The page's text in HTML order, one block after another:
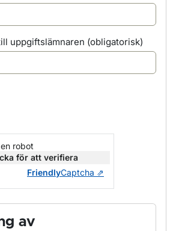
uppgiftslämnaren (obligatorisk)
robot
för att verifiera
FriendlyCaptcha ⇗
av